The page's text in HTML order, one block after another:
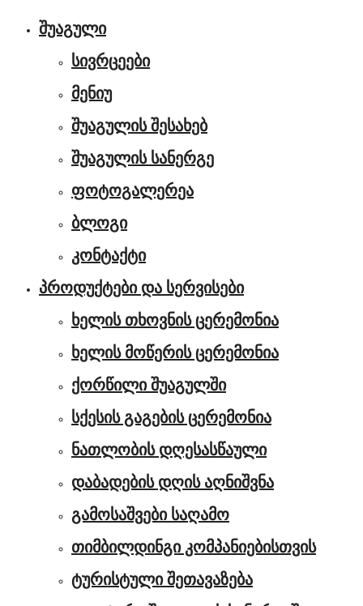
შუაგული
სივრცეები
მენიუ
შუაგულის შესახებ
შუაგულის სანერგე
ფოტოგალერეა
ბლოგი
კონტაქტი
პროდუქტები და სერვისები
ხელის თხოვნის ცერემონია
ხელის მოწერის ცერემონია
ქორწილი შუაგულში
სქესის გაგების ცერემონია
ნათლობის დღესასწაული
დაბადების დღის აღნიშვნა
გამოსაშვები საღამო
თიმბილდინგი კომპანიებისთვის
ტურისტული შეთავაზება